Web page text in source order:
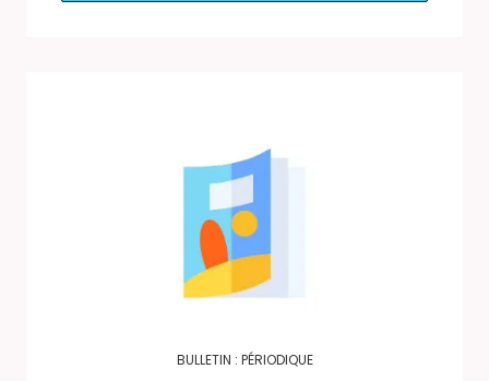
BULLETIN : PÉRIODIQUE